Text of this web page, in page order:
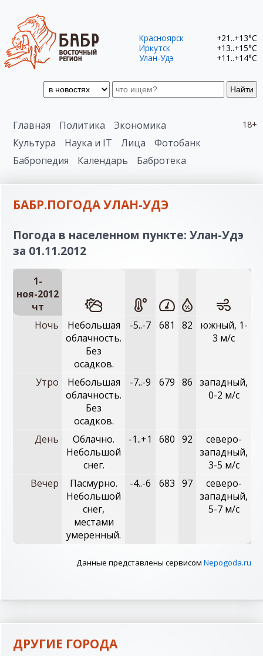
Найти
Красноярск
+21..+13°C
Иркутск
+13..+15°C
Улан-Удэ
+11..+14°C
18+
Главная Политика
Экономика
Культура
Наука и IT Лица
Фотобанк
Бабропедия
Календарь Бабротека
БАБР.ПОГОДА УЛАН-УДЭ
Погода в населенном пункте: Улан-Удэ
за 01.11.2012
1-
ноя-2012
чт
Ночь
Небольшая
облачность.
Без
осадков.
-5..-7 681 82
южный, 1-
3 м/с
Утро
Небольшая
облачность.
Без
осадков.
-7..-9 679 86 западный,
0-2 м/с
День
Облачно.
Небольшой
снег.
-1..+1 680 92
северо-
западный,
3-5 м/с
Вечер
Пасмурно.
Небольшой
снег,
местами
умеренный.
-4..-6 683 97
северо-
западный,
5-7 м/с
Данные представлены сервисом Nepogoda.ru
ДРУГИЕ ГОРОДА